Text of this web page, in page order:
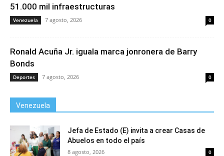
51.000 mil infraestructuras
Venezuela 7 agosto, 2026 0
Ronald Acuña Jr. iguala marca jonronera de Barry
Bonds
Deportes 7 agosto, 2026 0
Venezuela
Jefa de Estado (E) invita a crear Casas de
Abuelos en todo el país
8 agosto, 2026 0